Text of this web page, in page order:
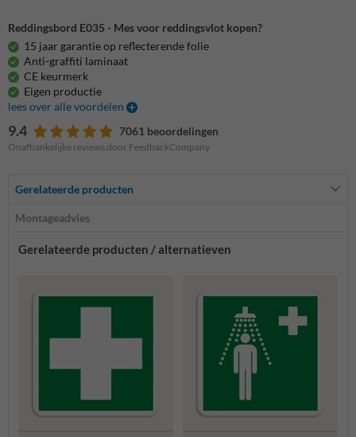
Reddingsbord E035 - Mes voor reddingsvlot kopen?
15 jaar garantie op reflecterende folie
Anti-graffiti laminaat
CE keurmerk
Eigen productie
lees over alle voordelen
9.4 7061 beoordelingen
Onafhankelijke reviews door FeedbackCompany
Gerelateerde producten
Montageadvies
Gerelateerde producten / alternatieven